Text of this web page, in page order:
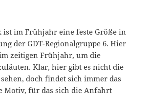
ist im Frühjahr eine feste Größe in
der GDT-Regionalgruppe 6. Hier
zeitigen Frühjahr, um die
Klar, hier gibt es nicht die
doch findet sich immer das
Motiv, für das sich die Anfahrt